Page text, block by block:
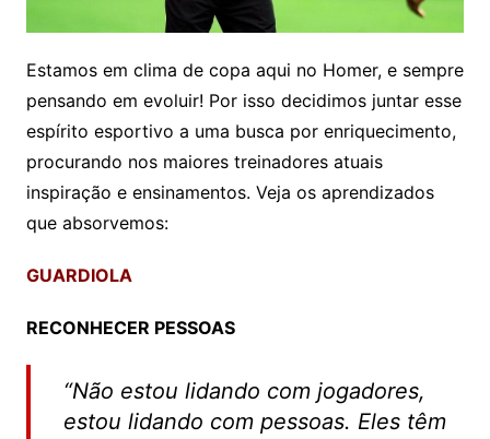
Estamos em clima de copa aqui no Homer, e sempre
pensando em evoluir! Por isso decidimos juntar esse
espírito esportivo a uma busca por enriquecimento,
procurando nos maiores treinadores atuais
inspiração e ensinamentos. Veja os aprendizados
que absorvemos:
GUARDIOLA
RECONHECER PESSOAS
“Não estou lidando com jogadores,
estou lidando com pessoas. Eles têm